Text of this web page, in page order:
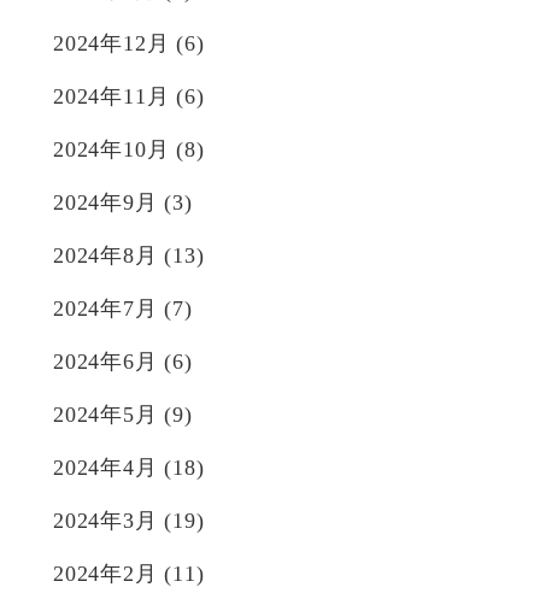
2024年12月 (6)
2024年11月 (6)
2024年10月 (8)
2024年9月 (3)
2024年8月 (13)
2024年7月 (7)
2024年6月 (6)
2024年5月 (9)
2024年4月 (18)
2024年3月 (19)
2024年2月 (11)